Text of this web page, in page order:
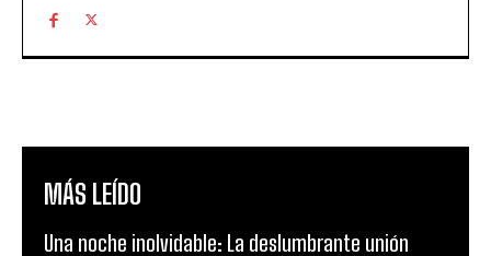
MÁS LEÍDO
Una noche inolvidable: La deslumbrante unión